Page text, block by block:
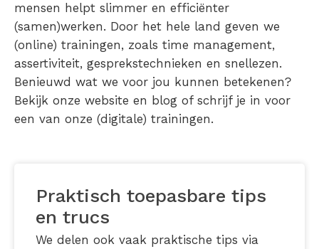
mensen helpt slimmer en efficiënter
(samen)werken. Door het hele land geven we
(online) trainingen, zoals time management,
assertiviteit, gesprekstechnieken en snellezen.
Benieuwd wat we voor jou kunnen betekenen?
Bekijk onze website en blog of schrijf je in voor
een van onze (digitale) trainingen.
Praktisch toepasbare tips
en trucs
We delen ook vaak praktische tips via